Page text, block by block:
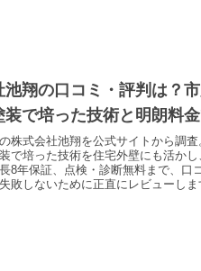
池翔の口コミ・評判は？
装で培った技術と明朗料
株式会社池翔を公式サイトから調
で培った技術を住宅外壁にも活か
8年保証、点検・診断無料まで、口
敗しないために正直にレビューしま